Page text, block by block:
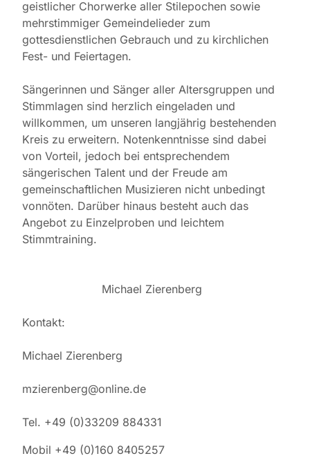
geistlicher Chorwerke aller Stilepochen sowie
mehrstimmiger Gemeindelieder zum
gottesdienstlichen Gebrauch und zu kirchlichen
Fest- und Feiertagen.
Sängerinnen und Sänger aller Altersgruppen und
Stimmlagen sind herzlich eingeladen und
willkommen, um unseren langjährig bestehenden
Kreis zu erweitern. Notenkenntnisse sind dabei
von Vorteil, jedoch bei entsprechendem
sängerischen Talent und der Freude am
gemeinschaftlichen Musizieren nicht unbedingt
vonnöten. Darüber hinaus besteht auch das
Angebot zu Einzelproben und leichtem
Stimmtraining.
Michael Zierenberg
Kontakt:
Michael Zierenberg
mzierenberg@online.de
Tel. +49 (0)33209 884331
Mobil +49 (0)160 8405257